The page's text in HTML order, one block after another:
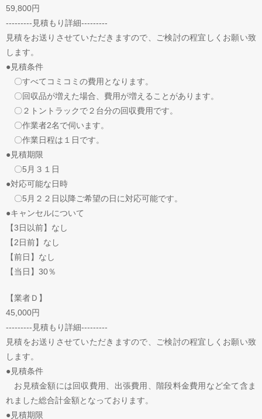
59,800円
---------見積もり詳細---------
見積をお送りさせていただきますので、ご検討の程宜しくお願い致
します。
●見積条件
〇すべてコミコミの費用となります。
〇回収品が増えた場合、費用が増えることがあります。
〇２トントラックで２台分の回収費用です。
〇作業者2名で伺います。
〇作業日程は１日です。
●見積期限
〇5月３１日
●対応可能な日時
〇5月２２日以降ご希望の日に対応可能です。
●キャンセルについて
【3日以前】なし
【2日前】なし
【前日】なし
【当日】30％
【業者Ｄ】
45,000円
---------見積もり詳細---------
見積をお送りさせていただきますので、ご検討の程宜しくお願い致
します。
●見積条件
お見積金額には回収費用、出張費用、階段料金費用など全て含ま
れました総合計金額となっております。
●見積期限